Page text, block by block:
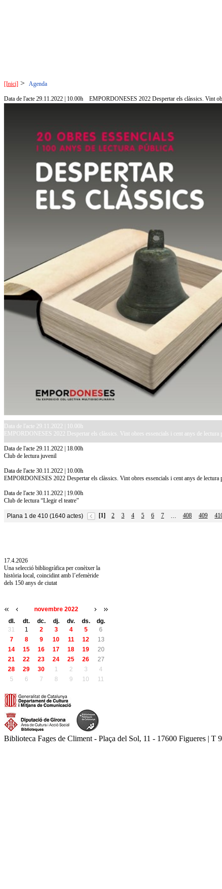
[Inici] > Agenda
Data de l'acte 29.11.2022 | 10.00h EMPORDONESES 2022 Despertar els clàssics. Vint
Data de l'acte 29.11.2022 | 10.00h
EMPORDONESES 2022 Despertar els clàssics. Vint obres essencials i cent anys de lectura
Data de l'acte 29.11.2022 | 18.00h
Club de lectura juvenil
Data de l'acte 30.11.2022 | 10.00h
EMPORDONESES 2022 Despertar els clàssics. Vint obres essencials i cent anys de lectura
Data de l'acte 30.11.2022 | 19.00h
Club de lectura “Llegir el teatre”
Plana 1 de 410 (1640 actes) [1] 2 3 4 5 6 7 … 408 409
17.4.2026
Una selecció bibliogràfica per conèixer la
història local, coincidint amb l’efemèride
dels 150 anys de ciutat
novembre 2022
dl.
dt. dc. dj. dv. ds.
dg.
31
1 2 3 4 5
6
7
8 9 10 11 12
13
14
15 16 17 18 19
20
21
22 23 24 25 26
27
28
29 30 1 2 3
4
5
6 7 8 9 10 11
Biblioteca Fages de Climent - Plaça del Sol, 11 - 17600 Figueres |